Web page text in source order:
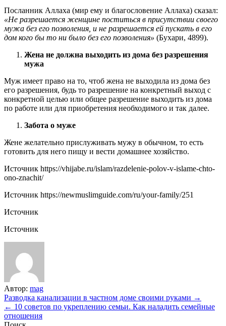
Посланник Аллаха (мир ему и благословение Аллаха) сказал:
«Не разрешается женщине поститься в присутствии своего
мужа без его позволения, и не разрешается ей пускать в его
дом кого бы то ни было без его позволения» (Бухари, 4899).
Жена не должна выходить из дома без разрешения
мужа
Муж имеет право на то, чтоб жена не выходила из дома без
его разрешения, будь то разрешение на конкретный выход с
конкретной целью или общее разрешение выходить из дома
по работе или для приобретения необходимого и так далее.
Забота о муже
Жене желательно прислуживать мужу в обычном, то есть
готовить для него пищу и вести домашнее хозяйство.
Источник https://vhijabe.ru/islam/razdelenie-polov-v-islame-chto-
ono-znachit/
Источник https://newmuslimguide.com/ru/your-family/251
Источник
Источник
Автор: mag
Навигация
по
Разводка канализации в частном доме своими руками →
← 10 советов по укреплению семьи. Как наладить семейные
отношения